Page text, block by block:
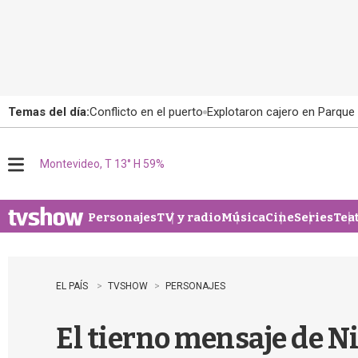
Temas del día:Conflicto en el puerto Explotaron cajero en
u
Montevideo, T 13° H 59%
PersonajesTV y radioMúsicaCineSeries
EL PAÍS TVSHOW PERSONAJES
El tierno mensaje de